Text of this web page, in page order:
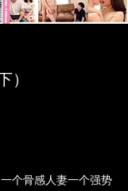
个骨感人妻一个强势